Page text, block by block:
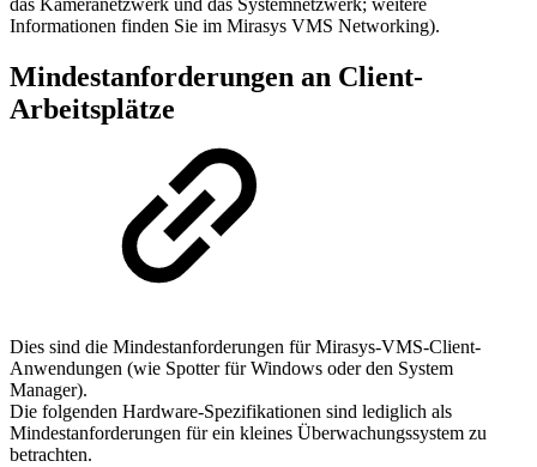
das Kameranetzwerk und das Systemnetzwerk; weitere
Informationen finden Sie im Mirasys VMS Networking).
Mindestanforderungen an Client-
Arbeitsplätze
Dies sind die Mindestanforderungen für Mirasys-VMS-Client-
Anwendungen (wie Spotter für Windows oder den System
Manager).
Die folgenden Hardware-Spezifikationen sind lediglich als
Mindestanforderungen für ein kleines Überwachungssystem zu
betrachten.